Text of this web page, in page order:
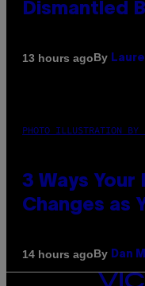
Dismantled
13 hours agoBy
PHOTO ILLUSTRATION
3 Ways Your
Changes as
14 hours agoBy Dan
VICE